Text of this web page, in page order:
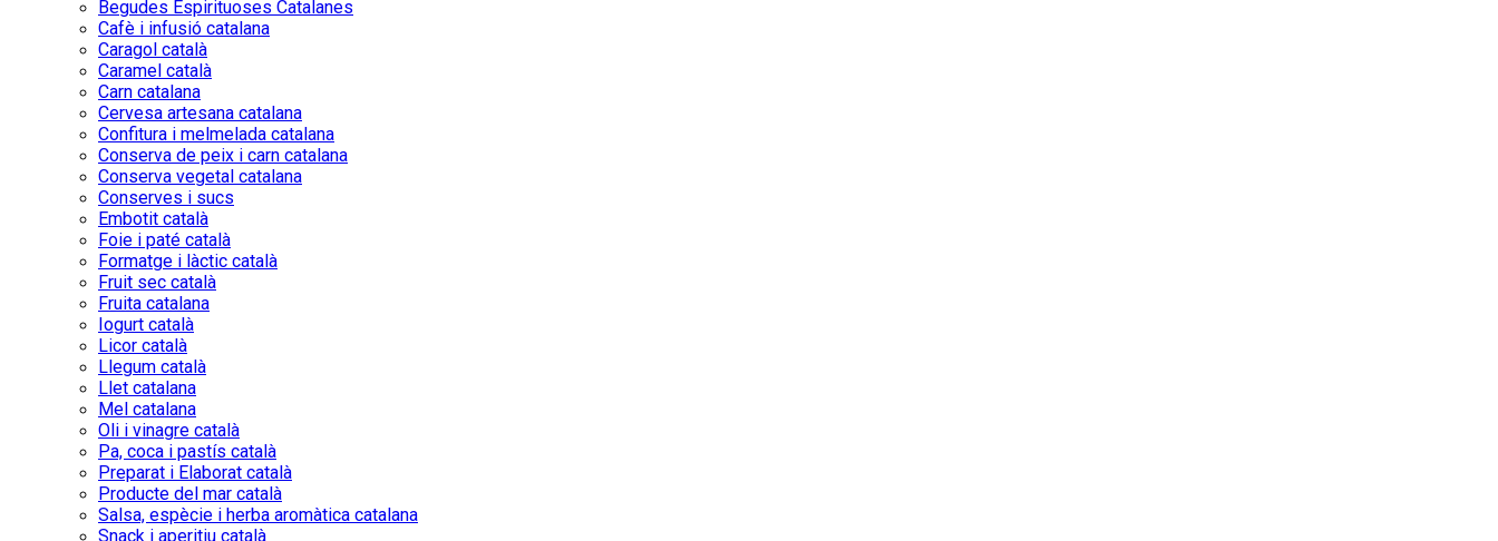
Begudes Espirituoses Catalanes
Cafè i infusió catalana
Caragol català
Caramel català
Carn catalana
Cervesa artesana catalana
Confitura i melmelada catalana
Conserva de peix i carn catalana
Conserva vegetal catalana
Conserves i sucs
Embotit català
Foie i paté català
Formatge i làctic català
Fruit sec català
Fruita catalana
Iogurt català
Licor català
Llegum català
Llet catalana
Mel catalana
Oli i vinagre català
Pa, coca i pastís català
Preparat i Elaborat català
Producte del mar català
Salsa, espècie i herba aromàtica catalana
Snack i aperitiu català